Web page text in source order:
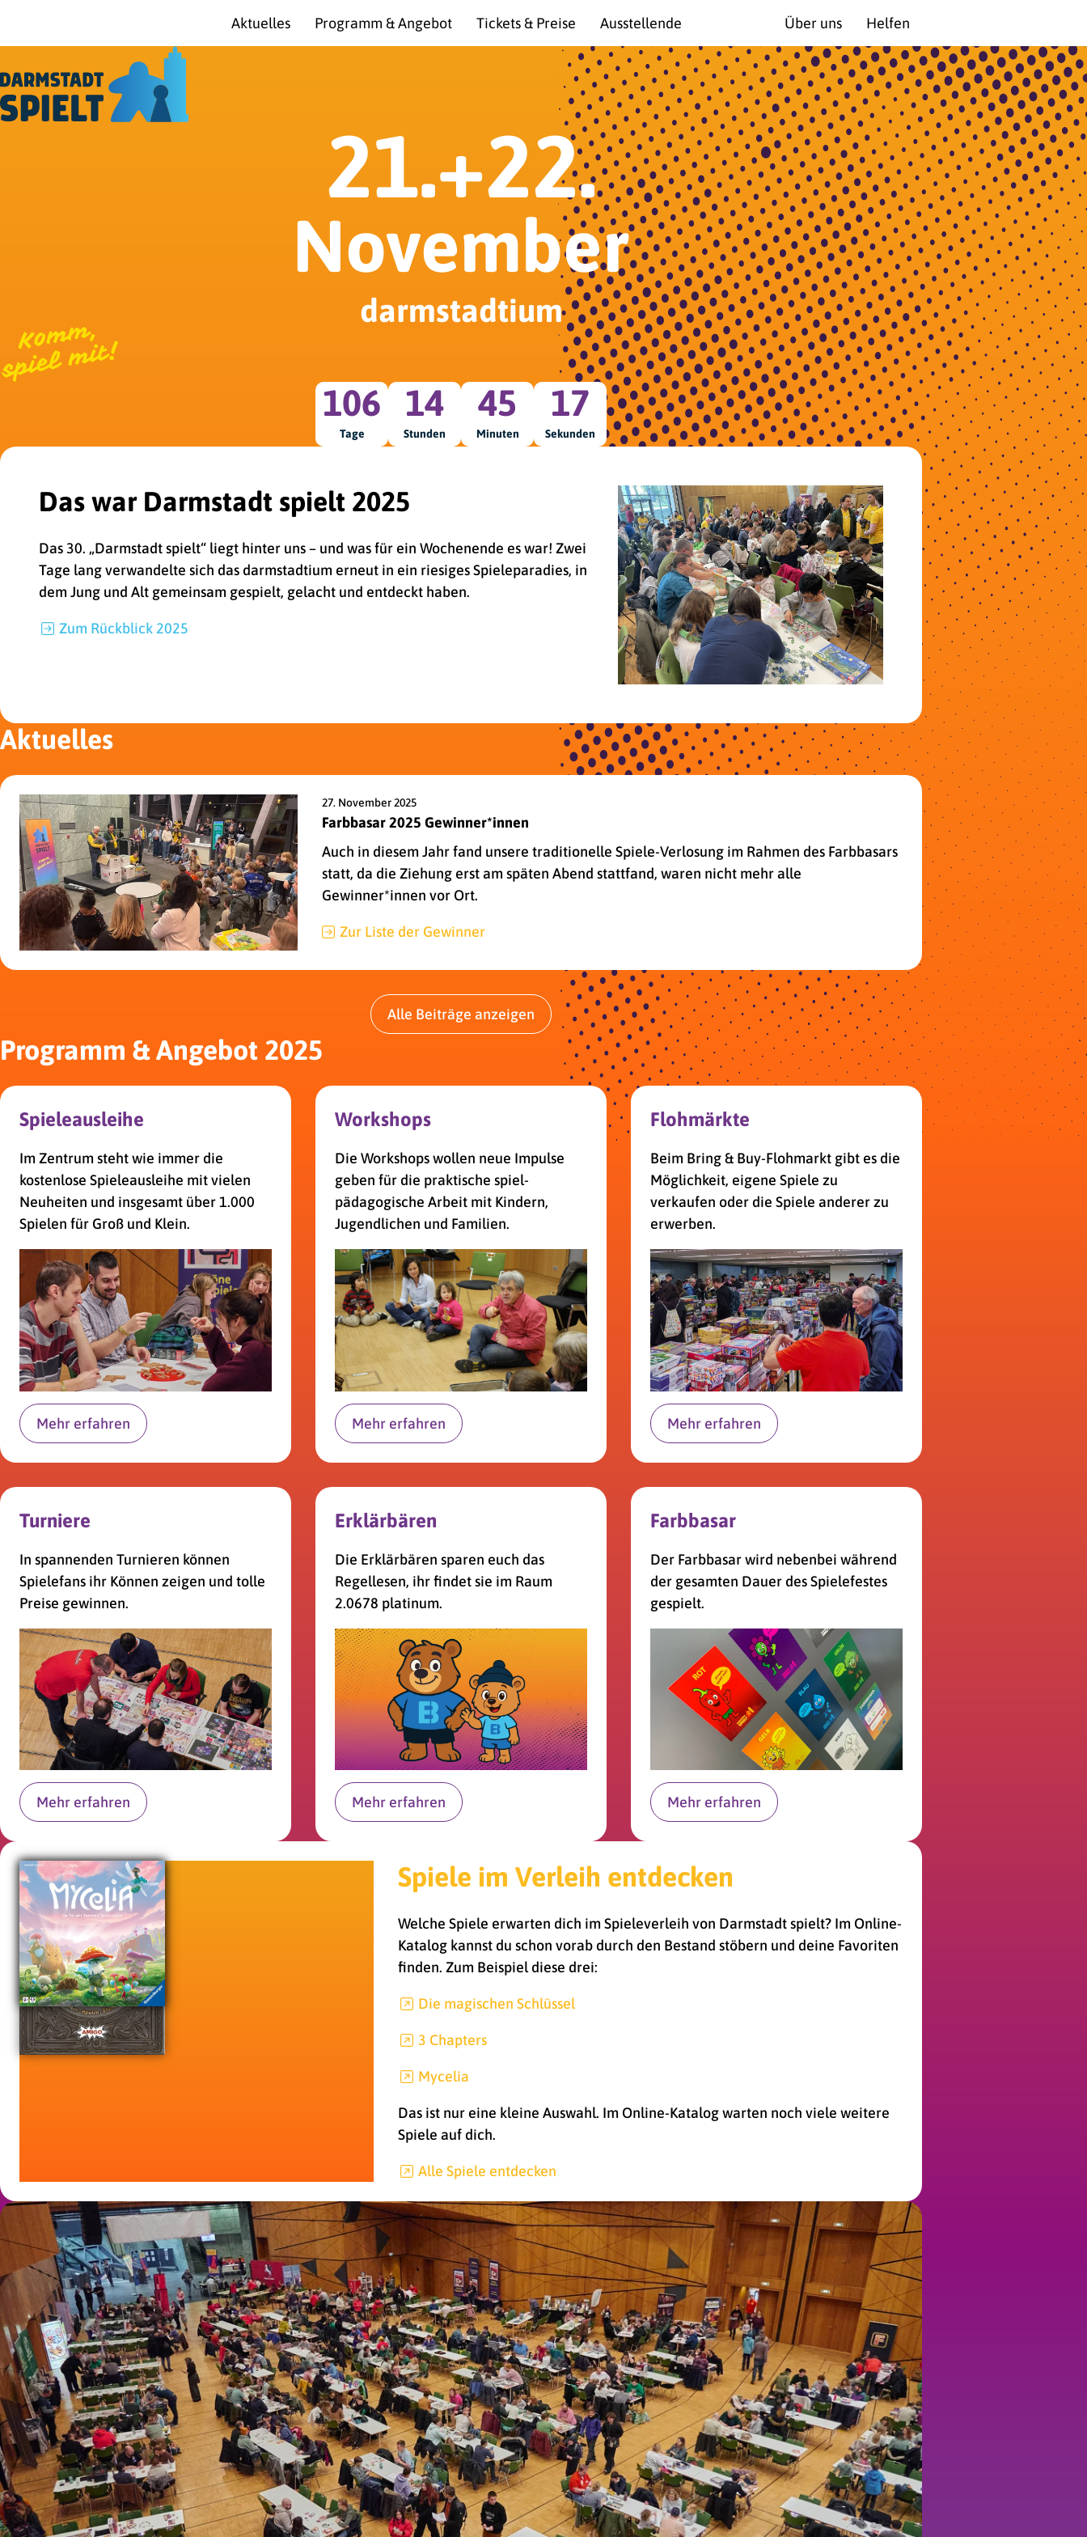
Aktuelles Programm & Angebot Tickets & Preise Ausstellende Über uns Helfen
21.+22.
November
darmstadtium
106
Tage
14
Stunden
45
Minuten
15
Sekunden
Das war Darmstadt spielt 2025
Das 30. „Darmstadt spielt“ liegt hinter uns – und was für ein Wochenende es war! Zwei
Tage lang verwandelte sich das darmstadtium erneut in ein riesiges Spieleparadies, in
dem Jung und Alt gemeinsam gespielt, gelacht und entdeckt haben.
Zum Rückblick 2025
Aktuelles
27. November 2025
Farbbasar 2025 Gewinner*innen
Auch in diesem Jahr fand unsere traditionelle Spiele-Verlosung im Rahmen des Farbbasars
statt, da die Ziehung erst am späten Abend stattfand, waren nicht mehr alle
Gewinner*innen vor Ort.
Zur Liste der Gewinner
Alle Beiträge anzeigen
Programm & Angebot 2025
Spiele­ausleihe
Im Zentrum steht wie immer die
kostenlose Spiele­ausleihe mit vielen
Neuheiten und insgesamt über 1.000
Spielen für Groß und Klein.
Mehr erfahren
Workshops
Die Workshops wollen neue Impulse
geben für die praktische spiel­
pädagogische Arbeit mit Kindern,
Jugendlichen und Familien.
Mehr erfahren
Flohmärkte
Beim Bring & Buy-Flohmarkt gibt es die
Möglichkeit, eigene Spiele zu
verkaufen oder die Spiele anderer zu
erwerben.
Mehr erfahren
Turniere
In spannenden Turnieren können
Spielefans ihr Können zeigen und tolle
Preise gewinnen.
Mehr erfahren
Erklär­bären
Die Erklär­bären sparen euch das
Regel­lesen, ihr findet sie im Raum
2.0678 platinum.
Mehr erfahren
Farbbasar
Der Farbbasar wird nebenbei während
der gesamten Dauer des Spiele­festes
gespielt.
Mehr erfahren
Spiele im Verleih entdecken
Welche Spiele erwarten dich im Spieleverleih von Darmstadt spielt? Im Online-
Katalog kannst du schon vorab durch den Bestand stöbern und deine Favoriten
finden. Zum Beispiel diese drei:
Die magischen Schlüssel
3 Chapters
Mycelia
Das ist nur eine kleine Auswahl. Im Online-Katalog warten noch viele weitere
Spiele auf dich.
Alle Spiele entdecken